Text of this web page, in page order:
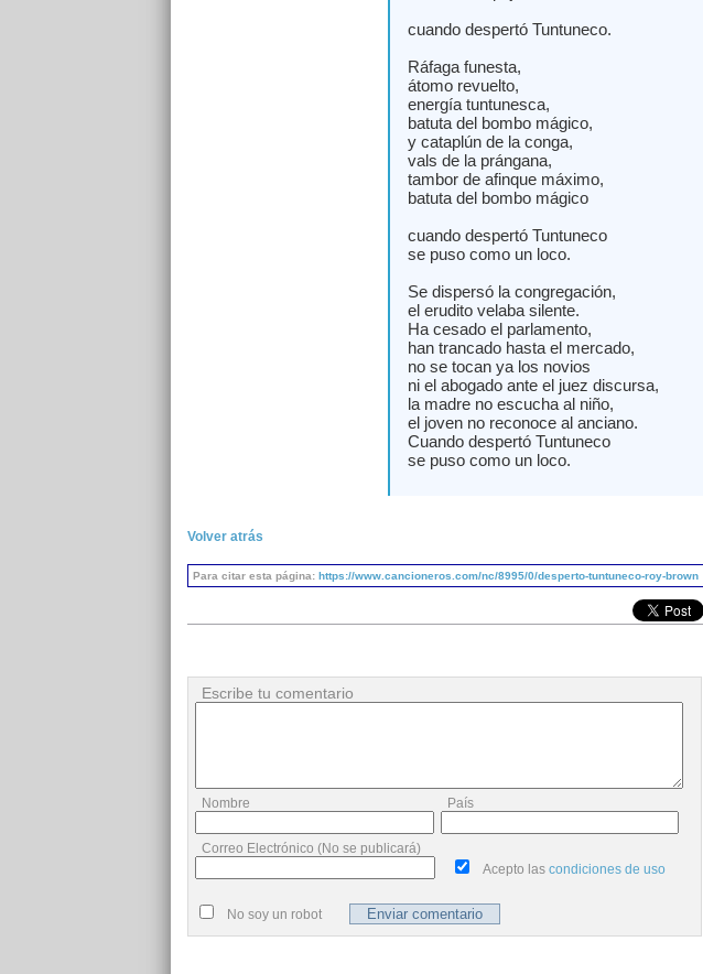
cuando despertó Tuntuneco.
Ráfaga funesta,
átomo revuelto,
energía tuntunesca,
batuta del bombo mágico,
y cataplún de la conga,
vals de la prángana,
tambor de afinque máximo,
batuta del bombo mágico
cuando despertó Tuntuneco
se puso como un loco.
Se dispersó la congregación,
el erudito velaba silente.
Ha cesado el parlamento,
han trancado hasta el mercado,
no se tocan ya los novios
ni el abogado ante el juez discursa,
la madre no escucha al niño,
el joven no reconoce al anciano.
Cuando despertó Tuntuneco
se puso como un loco.
Volver atrás
Para citar esta página: https://www.cancioneros.com/nc/8995/0/desperto-tuntuneco-roy-brown
Escribe tu comentario
Nombre País
Correo Electrónico (No se publicará)
Acepto las condiciones de uso
No soy un robot